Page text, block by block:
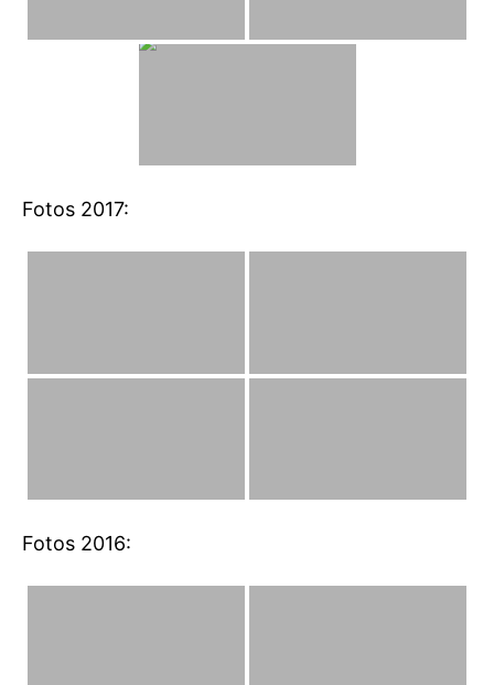
Fotos 2017:
Fotos 2016: